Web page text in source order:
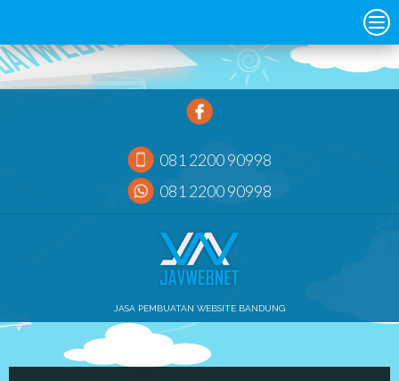
081 2200 90998
081 2200 90998
JASA PEMBUATAN WEBSITE BANDUNG